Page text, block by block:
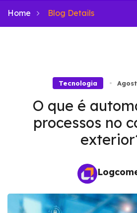
Home Blog Details
Tecnologia
O que é
processos no